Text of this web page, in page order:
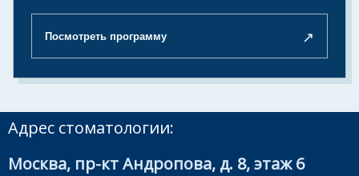
Посмотреть программу ↗
Адрес стоматологии:
Москва, пр-кт Андропова, д. 8, этаж 6